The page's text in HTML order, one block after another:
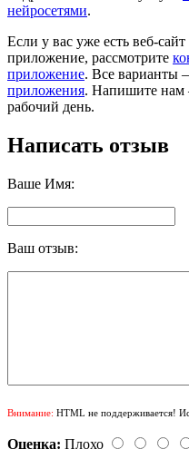
нейросетями.
Если у вас уже есть веб-
приложение, рассмотрите
приложение. Все варианты
приложения. Напишите нам
рабочий день.
Написать отзыв
Ваше Имя:
Ваш отзыв:
Внимание: HTML не поддерживается!
Оценка: Плохо